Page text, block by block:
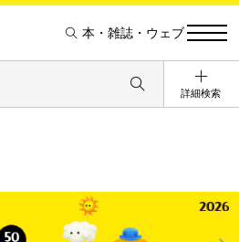
本・雑誌・ウェブ
詳細検索